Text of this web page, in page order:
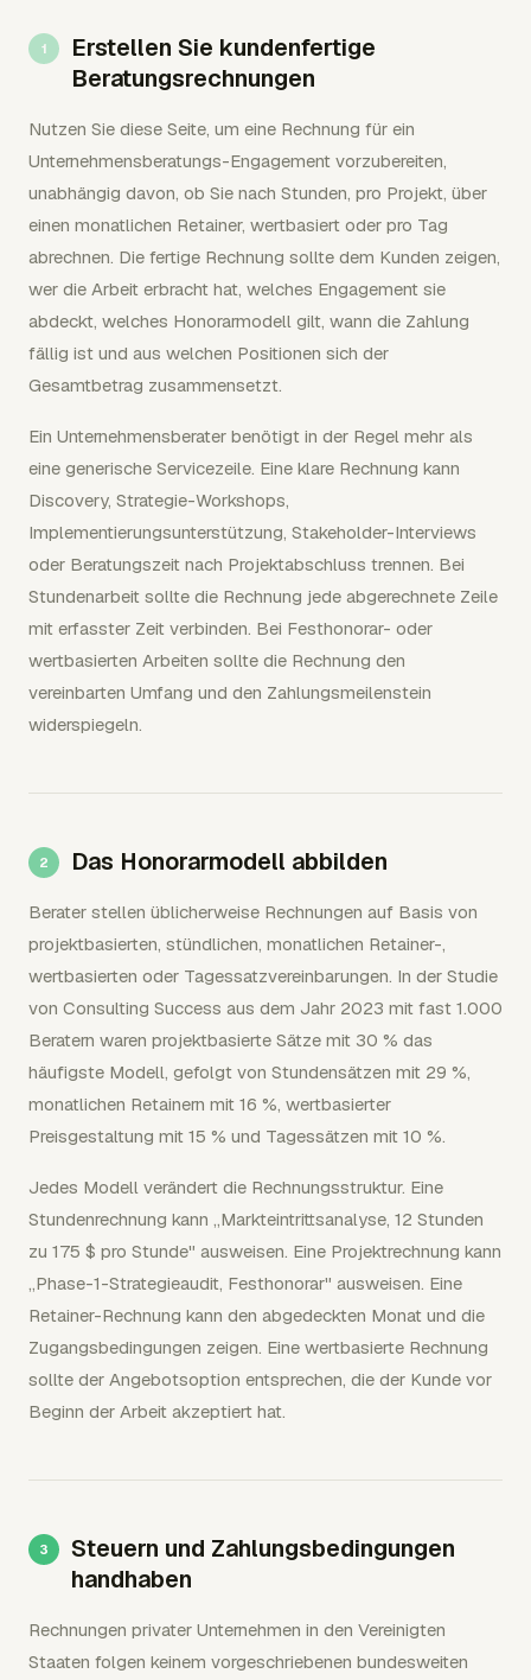
Erstellen Sie kundenfertige
Beratungsrechnungen
Nutzen Sie diese Seite, um eine Rechnung für ein
Unternehmensberatungs-Engagement vorzubereiten,
unabhängig davon, ob Sie nach Stunden, pro Projekt, über
einen monatlichen Retainer, wertbasiert oder pro Tag
abrechnen. Die fertige Rechnung sollte dem Kunden zeigen,
wer die Arbeit erbracht hat, welches Engagement sie
abdeckt, welches Honorarmodell gilt, wann die Zahlung
fällig ist und aus welchen Positionen sich der
Gesamtbetrag zusammensetzt.
Ein Unternehmensberater benötigt in der Regel mehr als
eine generische Servicezeile. Eine klare Rechnung kann
Discovery, Strategie-Workshops,
Implementierungsunterstützung, Stakeholder-Interviews
oder Beratungszeit nach Projektabschluss trennen. Bei
Stundenarbeit sollte die Rechnung jede abgerechnete Zeile
mit erfasster Zeit verbinden. Bei Festhonorar- oder
wertbasierten Arbeiten sollte die Rechnung den
vereinbarten Umfang und den Zahlungsmeilenstein
widerspiegeln.
Das Honorarmodell abbilden
Berater stellen üblicherweise Rechnungen auf Basis von
projektbasierten, stündlichen, monatlichen Retainer-,
wertbasierten oder Tagessatzvereinbarungen. In der Studie
von Consulting Success aus dem Jahr 2023 mit fast 1.000
Beratern waren projektbasierte Sätze mit 30 % das
häufigste Modell, gefolgt von Stundensätzen mit 29 %,
monatlichen Retainern mit 16 %, wertbasierter
Preisgestaltung mit 15 % und Tagessätzen mit 10 %.
Jedes Modell verändert die Rechnungsstruktur. Eine
Stundenrechnung kann „Markteintrittsanalyse, 12 Stunden
zu 175 $ pro Stunde" ausweisen. Eine Projektrechnung kann
„Phase-1-Strategieaudit, Festhonorar" ausweisen. Eine
Retainer-Rechnung kann den abgedeckten Monat und die
Zugangsbedingungen zeigen. Eine wertbasierte Rechnung
sollte der Angebotsoption entsprechen, die der Kunde vor
Beginn der Arbeit akzeptiert hat.
Steuern und Zahlungsbedingungen
handhaben
Rechnungen privater Unternehmen in den Vereinigten
Staaten folgen keinem vorgeschriebenen bundesweiten